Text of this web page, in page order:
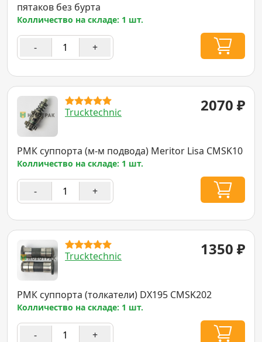
пятаков без бурта
Колличество на складе: 1 шт.
- +
Trucktechnic 2070 ₽
РМК суппорта (м-м подвода) Meritor Lisa CMSK10
Колличество на складе: 1 шт.
- +
Trucktechnic 1350 ₽
РМК суппорта (толкатели) DX195 CMSK202
Колличество на складе: 1 шт.
- +